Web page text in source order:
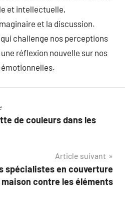
et intellectuelle,
et la discussion.
qui challenge nos perceptions
réflexion nouvelle sur nos
de couleurs dans les
Article suivant
spécialistes en couverture
contre les éléments